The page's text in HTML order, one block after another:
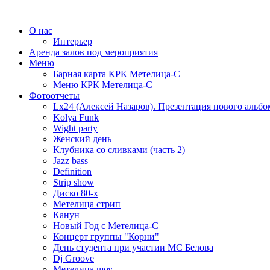
О нас
Интерьер
Аренда залов под мероприятия
Меню
Барная карта КРК Метелица-С
Меню КРК Метелица-С
Фотоотчеты
Lx24 (Алексей Назаров). Презентация нового
Kolya Funk
Wight party
Женский день
Клубника со сливками (часть 2)
Jazz bass
Definition
Strip show
Диско 80-х
Метелица стрип
Канун
Новый Год с Метелица-С
Концерт группы "Корни"
День студента при участии МС Белова
Dj Groove